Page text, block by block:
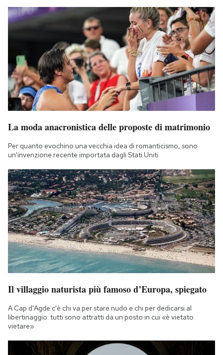
La moda anacronistica delle proposte di matrimonio
Per quanto evochino una vecchia idea di romanticismo, sono
un'invenzione recente importata dagli Stati Uniti
Il villaggio naturista più famoso d’Europa, spiegato
A Cap d'Agde c'è chi va per stare nudo e chi per dedicarsi al
libertinaggio: tutti sono attratti da un posto in cui «è vietato
vietare»